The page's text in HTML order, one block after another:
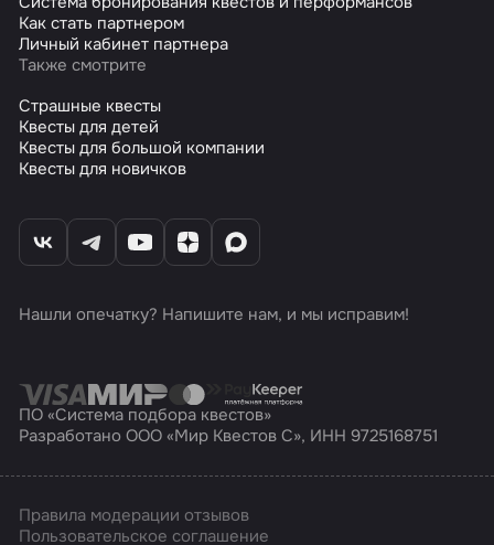
Как стать партнером
Личный кабинет партнера
Также смотрите
Страшные квесты
Квесты для детей
Квесты для большой компании
Квесты для новичков
Нашли опечатку? Напишите нам, и мы исправим!
ПО «Система подбора квестов»
Разработано ООО «Мир Квестов С», ИНН 9725168751
Правила модерации отзывов
Пользовательское соглашение